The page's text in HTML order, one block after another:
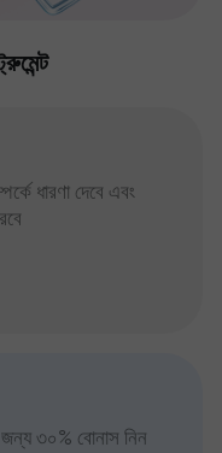
ধারণা দেবে এবং
৩০% বোনাস নিন